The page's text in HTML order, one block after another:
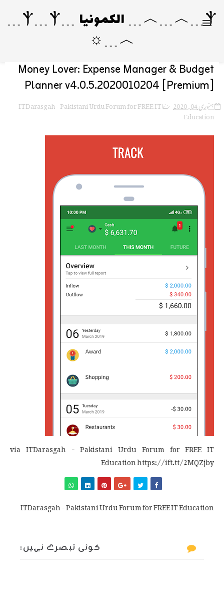
Ⲯ﹍︿﹍︿﹍ الکمونیا ﹍Ⲯ﹍Ⲯ﹍
︿﹍☼
Money Lover: Expense Manager & Budget
Planner v4.0.5.2020010204 [Premium]
جنوری 04, 2020 ITDarasgah - Pakistani Urdu Forum for FREE IT
Education
via ITDarasgah - Pakistani Urdu Forum for FREE IT
Education https://ift.tt/2MQZjby
ITDarasgah - Pakistani Urdu Forum for FREE IT Education
کوئی تبصرے نہیں: